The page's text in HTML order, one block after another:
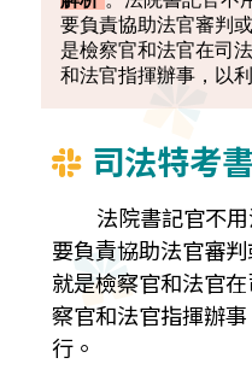
要負責協助法官審判
是檢察官和法官在司
和法官指揮辦事，以
司法特考
法院書記官不
要負責協助法官審
就是檢察官和法官
察官和法官指揮辦
行。